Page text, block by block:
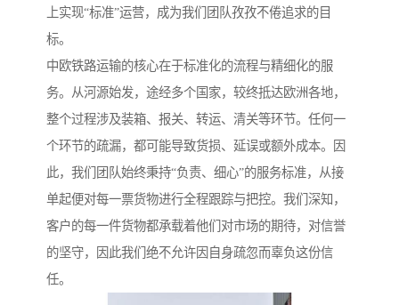
上实现“标准”运营，成为我们团队孜孜不倦追求的目
标。
中欧铁路运输的核心在于标准化的流程与精细化的服
务。从河源始发，途经多个国家，较终抵达欧洲各地，
整个过程涉及装箱、报关、转运、清关等环节。任何一
个环节的疏漏，都可能导致货损、延误或额外成本。因
此，我们团队始终秉持“负责、细心”的服务标准，从接
单起便对每一票货物进行全程跟踪与把控。我们深知，
客户的每一件货物都承载着他们对市场的期待，对信誉
的坚守，因此我们绝不允许因自身疏忽而辜负这份信
任。